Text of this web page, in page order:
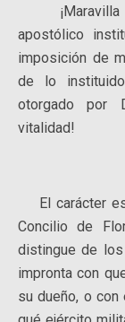
¡Maravilla
apostólico
imposición de
de lo
otorgado por
vitalidad!
El carácter
Concilio de
distingue de
impronta con
su dueño, o